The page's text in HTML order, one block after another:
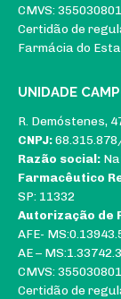
CMVS:
Certidão de
Farmácia do
UNIDADE
R. Demóstenes,
CNPJ:
Razão social:
Farmacêutico
SP: 11332
Autorização de
AFE-
AE – MS:1.33742.3
CMVS:
Certidão de